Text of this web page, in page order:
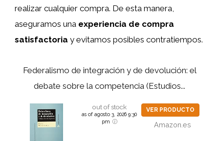
realizar cualquier compra. De esta manera,
aseguramos una experiencia de compra
satisfactoria y evitamos posibles contratiempos.
Federalismo de integración y de devolución: el
debate sobre la competencia (Estudios...
out of stock
as of agosto 3, 2026 9:30
pm
VER PRODUCTO
Amazon.es